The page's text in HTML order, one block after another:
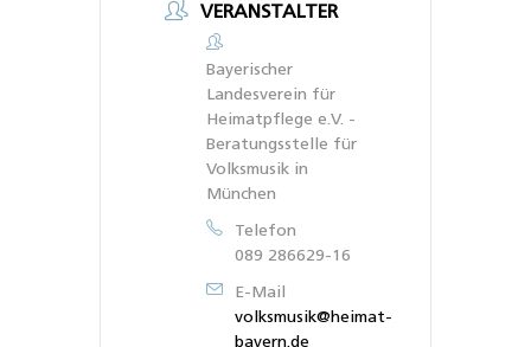
VERANSTALTER
Bayerischer
Landesverein für
Heimatpflege e.V. -
Beratungsstelle für
Volksmusik in
München
Telefon
089 286629-16
E-Mail
volksmusik@heimat-
bayern.de